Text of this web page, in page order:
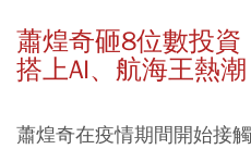
蕭煌奇砸8位數投資
搭上AI、航海王熱潮
蕭煌奇在疫情期間開始接